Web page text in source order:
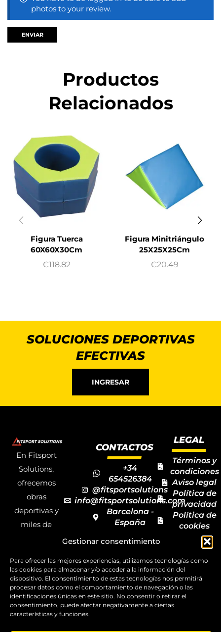
Gestionar consentimiento
Para ofrecer las mejores experiencias, utilizamos tecnologías como
las cookies para almacenar y/o acceder a la información del
dispositivo. El consentimiento de estas tecnologías nos permitirá
procesar datos como el comportamiento de navegación o las
identificaciones únicas en este sitio. No consentir o retirar el
consentimiento, puede afectar negativamente a ciertas
características y funciones.
photos to your review.
Productos
Relacionados
Figura Tuerca
60X60X30Cm
€118.82
Figura Minitriángulo
25X25X25Cm
€20.49
SOLUCIONES DEPORTIVAS
EFECTIVAS
INGRESAR
En Fitsport
Solutions,
ofrecemos
obras
deportivas y
miles de
deportivos
para todas las
disciplinas,
garantizando
CONTACTOS
+34
654526384
@fitsportsolutions
info@fitsportsolutions.com
Barcelona -
España
de contacto
LEGAL
Términos y
condiciones
Aviso legal
Política de
privacidad
Política de
cookies
Mapa del
sitio